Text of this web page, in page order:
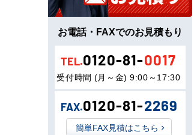
お電話・FAXでのお見積もり
TEL.0120-81-0017
受付時間 (月～金) 9:00～17:30
FAX.0120-81-2269
簡単FAX見積はこちら